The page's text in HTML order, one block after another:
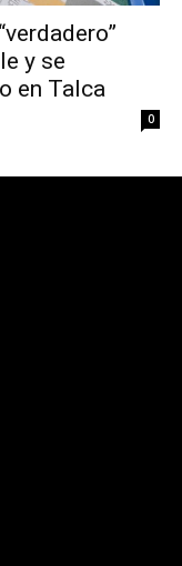
y se
en Talca
0